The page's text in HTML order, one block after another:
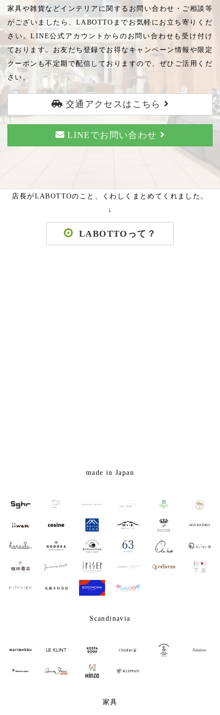
家具や雑貨などインテリアに関するお問い合わせ・ご相談等
がございましたら、LABOTTOまでお気軽にお立ち寄りくだ
さい。LINE公式アカウントからのお問い合わせも受け付け
ております。お友だち登録でお得なキャンペーン情報や限定
クーポンも不定期で配信しておりますので、ぜひご活用くだ
さい。
交通アクセスはこちら
LINEでお問い合わせ
店長がLABOTTOのこと、くわしくまとめてくれました。
↓
LABOTTOって？
made in Japan
Scandinavia
家具